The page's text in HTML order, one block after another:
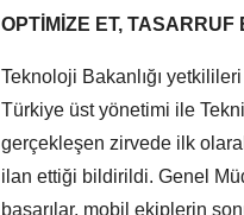
OPTİMİZE ET, TASARRUF
Teknoloji Bakanlığı
Türkiye üst yönetimi ile
gerçekleşen zirvede ilk
ilan ettiği bildirildi. Genel
başarılar, mobil ekiplerin